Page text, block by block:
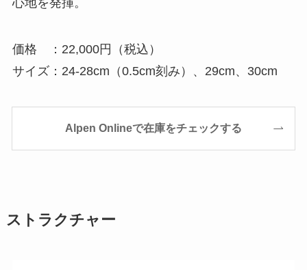
価格 ：22,000円（税込）
サイズ：24-28cm（0.5cm刻み）、29cm、30cm
Alpen Onlineで在庫をチェックする
ストラクチャー